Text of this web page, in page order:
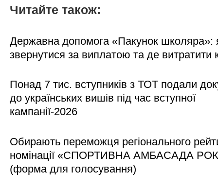
Читайте також:
Державна допомога «Пакунок школяра»:
звернутися за виплатою та де витратити
Понад 7 тис. вступників з ТОТ подали
до українських вишів під час вступної
кампанії-2026
Обирають переможця регіонального
номінації «СПОРТИВНА АМБАСАДА
(форма для голосування)